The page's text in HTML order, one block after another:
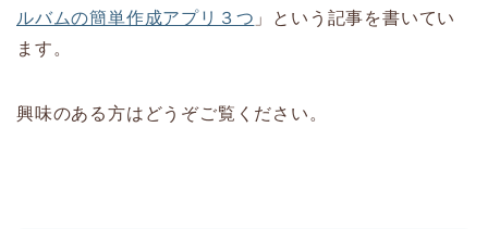
ルバムの簡単作成アプリ３つ 」という記事を書いてい
ます。
興味のある方は どうぞご覧ください。